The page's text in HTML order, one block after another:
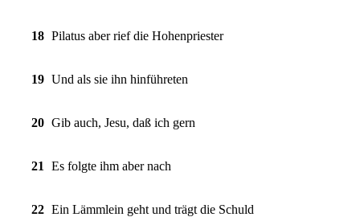
18 Pilatus aber rief die Hohenpriester
19 Und als sie ihn hinführeten
20 Gib auch, Jesu, daß ich gern
21 Es folgte ihm aber nach
22 Ein Lämmlein geht und trägt die Schuld